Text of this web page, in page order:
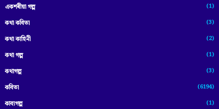
একশৰীয়া গল্প (1)
কথা কবিতা (3)
কথা কাহিনী (2)
কথা গল্প (1)
কথাগল্প (3)
কবিতা (6194)
কাব্যগল্প (1)